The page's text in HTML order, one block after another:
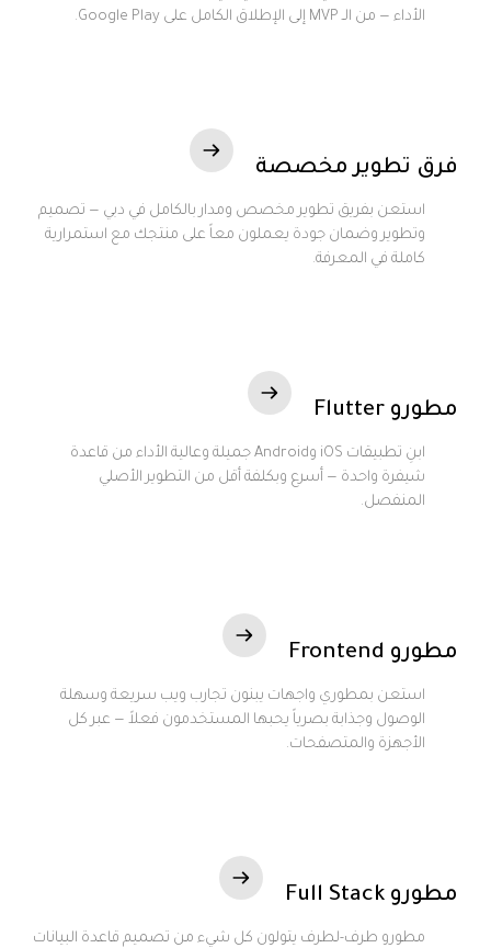
الأداء — من الـ MVP إلى الإطلاق الكامل على Google Play.
فرق تطوير مخصصة
استعن بفريق تطوير مخصص ومدار بالكامل في دبي — تصميم
وتطوير وضمان جودة يعملون معاً على منتجك مع استمرارية
كاملة في المعرفة.
مطورو Flutter
ابنِ تطبيقات iOS وAndroid جميلة وعالية الأداء من قاعدة
شيفرة واحدة — أسرع وبكلفة أقل من التطوير الأصلي
المنفصل.
مطورو Frontend
استعن بمطوري واجهات يبنون تجارب ويب سريعة وسهلة
الوصول وجذابة بصرياً يحبها المستخدمون فعلاً — عبر كل
الأجهزة والمتصفحات.
مطورو Full Stack
مطورو طرف-لطرف يتولون كل شيء من تصميم قاعدة البيانات